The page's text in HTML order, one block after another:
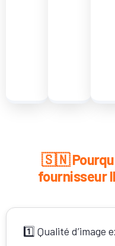
🇸🇳
fournisseur
1️⃣ Qualité d’image